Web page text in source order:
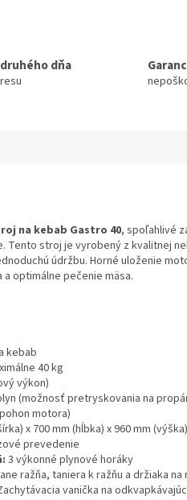
dňa
na kebab Gastro 40, spoľahlivé
Tento stroj je vyrobený z kvalitnej
údržbu. Horné uloženie
optimálne pečenie mäsa.
kebab
40 kg
výkon)
(možnosť pretryskovania na
motora)
x 700 mm (hĺbka) x 960 mm (výška)
prevedenie
3 výkonné plynové horáky
ražňa, taniera k ražňu a držiaka na
vanička na